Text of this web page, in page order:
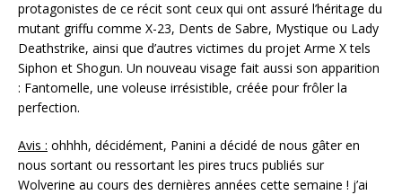
protagonistes de ce récit sont ceux qui ont assuré l’héritage du
mutant griffu comme X-23, Dents de Sabre, Mystique ou Lady
Deathstrike, ainsi que d’autres victimes du projet Arme X tels
Siphon et Shogun. Un nouveau visage fait aussi son apparition
: Fantomelle, une voleuse irrésistible, créée pour frôler la
perfection.
Avis : ohhhh, décidément, Panini a décidé de nous gâter en
nous sortant ou ressortant les pires trucs publiés sur
Wolverine au cours des dernières années cette semaine ! j’ai